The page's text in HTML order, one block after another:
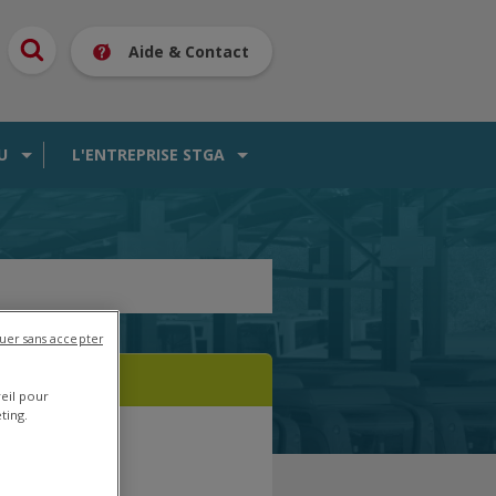
Aide & Contact
L'ENTREPRISE STGA
pour
sans accepter